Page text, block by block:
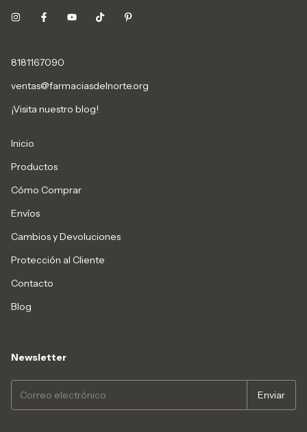
8181167090
ventas@farmaciasdelnorte.org
¡Visita nuestro blog!
Inicio
Productos
Cómo Comprar
Envíos
Cambios y Devoluciones
Protección al Cliente
Contacto
Blog
Newsletter